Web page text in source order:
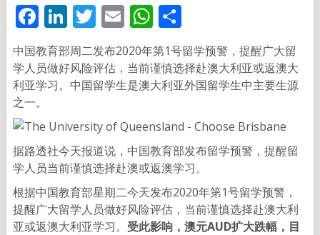
Facebook
LinkedIn
Twitter
EmailWhatsApp
分
享
中国教育部周二发布2020年第1号留学预警，提醒广大留
学人员做好风险评估，当前谨慎选择赴澳大利亚或返澳大
利亚学习。中国留学生是澳大利亚外国留学生中主要生源
之一。
据路透社今天报道说，中国教育部发布留学预警，提醒留
学人员当前谨慎选择赴澳或返澳学习。
根据中国教育部星期二今天发布2020年第1号留学预警，
提醒广大留学人员做好风险评估，当前谨慎选择赴澳大利
亚或返澳大利亚学习。 受此影响，澳元AUD扩大跌幅，目